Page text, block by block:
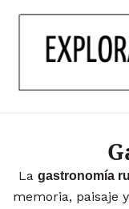
contenido
La gastronomía
memoria, paisaje